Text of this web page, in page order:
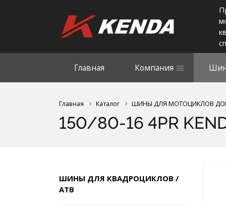
Главная Компания
Главная Каталог ШИНЫ ДЛЯ МОТОЦИКЛОВ
150/80-16 4PR
ШИНЫ ДЛЯ КВАДРОЦИКЛОВ /
АТВ